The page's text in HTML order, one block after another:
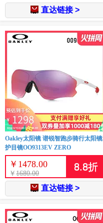
直达链接 >
Oakley太阳镜 谱锐智跑步骑行太阳镜
护目镜OO9313EV ZERO
￥ 1478.00
￥ 1680.00
8.8折
直达链接 >